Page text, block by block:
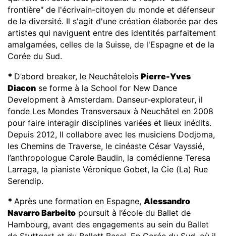
frontière" de l'écrivain-citoyen du monde et défenseur
de la diversité. Il s'agit d'une création élaborée par des
artistes qui naviguent entre des identités parfaitement
amalgamées, celles de la Suisse, de l'Espagne et de la
Corée du Sud.
* D’abord breaker, le Neuchâtelois Pierre-Yves
Diacon se forme à la School for New Dance
Development à Amsterdam. Danseur-explorateur, il
fonde Les Mondes Transversaux à Neuchâtel en 2008
pour faire interagir disciplines variées et lieux inédits.
Depuis 2012, Il collabore avec les musiciens Dodjoma,
les Chemins de Traverse, le cinéaste César Vayssié,
l’anthropologue Carole Baudin, la comédienne Teresa
Larraga, la pianiste Véronique Gobet, la Cie (La) Rue
Serendip.
* Après une formation en Espagne, Alessandro
Navarro Barbeito poursuit à l’école du Ballet de
Hambourg, avant des engagements au sein du Ballet